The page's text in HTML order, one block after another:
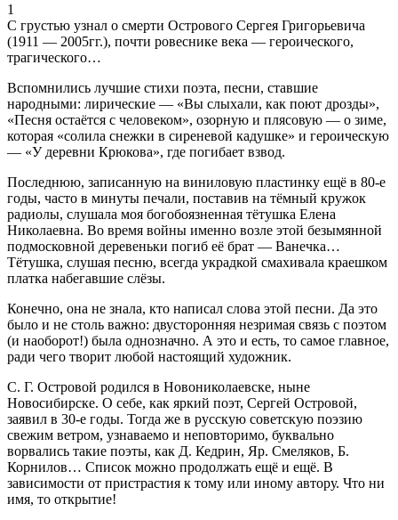
1
С грустью узнал о смерти Острового Сергея Григорьевича
(1911 — 2005гг.), почти ровеснике века — героического,
трагического…
Вспомнились лучшие стихи поэта, песни, ставшие
народными: лирические — «Вы слыхали, как поют дрозды»,
«Песня остаётся с человеком», озорную и плясовую — о зиме,
которая «солила снежки в сиреневой кадушке» и героическую
— «У деревни Крюкова», где погибает взвод.
Последнюю, записанную на виниловую пластинку ещё в 80-е
годы, часто в минуты печали, поставив на тёмный кружок
радиолы, слушала моя богобоязненная тётушка Елена
Николаевна. Во время войны именно возле этой безымянной
подмосковной деревеньки погиб её брат — Ванечка…
Тётушка, слушая песню, всегда украдкой смахивала краешком
платка набегавшие слёзы.
Конечно, она не знала, кто написал слова этой песни. Да это
было и не столь важно: двусторонняя незримая связь с поэтом
(и наоборот!) была однозначно. А это и есть, то самое главное,
ради чего творит любой настоящий художник.
С. Г. Островой родился в Новониколаевске, ныне
Новосибирске. О себе, как яркий поэт, Сергей Островой,
заявил в 30-е годы. Тогда же в русскую советскую поэзию
свежим ветром, узнаваемо и неповторимо, буквально
ворвались такие поэты, как Д. Кедрин, Яр. Смеляков, Б.
Корнилов… Список можно продолжать ещё и ещё. В
зависимости от пристрастия к тому или иному автору. Что ни
имя, то открытие!